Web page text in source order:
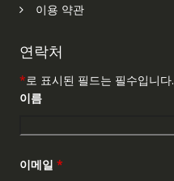
이용 약관
연락처
*로 표시된 필드는 필수입니다.
이름
이메일 *